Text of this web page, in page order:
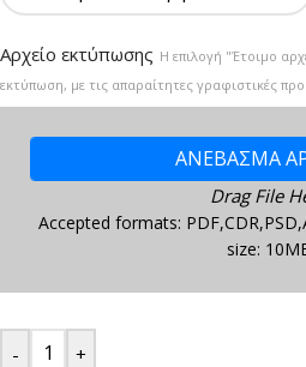
Αρχείο εκτύπωσης Η επιλογή "Έτοιμο
εκτύπωση, με τις απαραίτητες γραφιστικές
ΑΝΕΒΑΣΜΑ
Drag File
Accepted formats:
size:
- +